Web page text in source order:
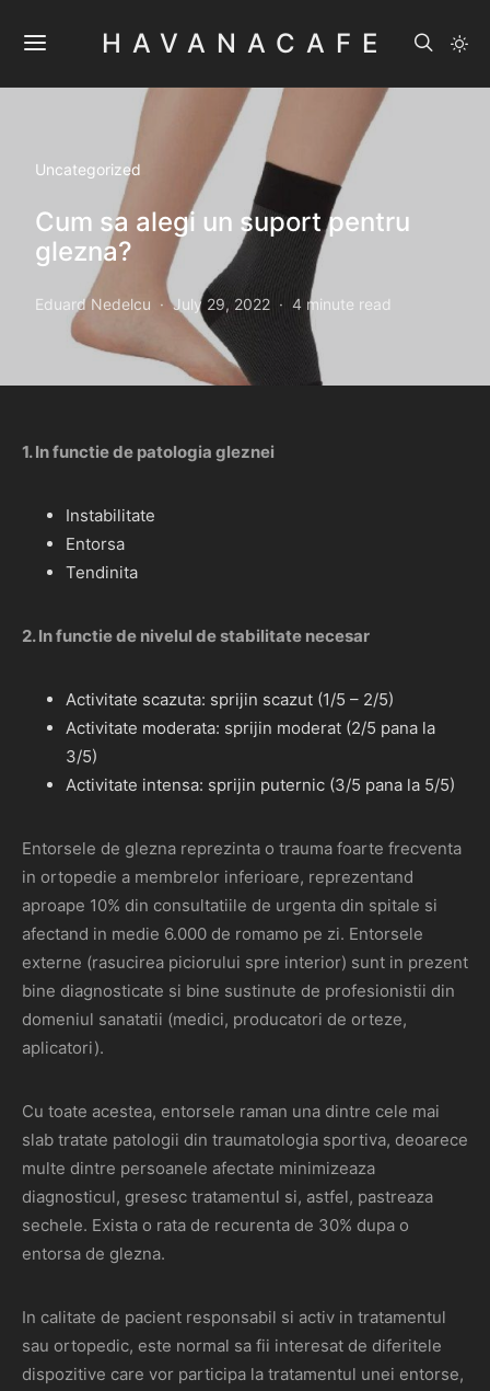
HAVANACAFE
Uncategorized
Cum sa alegi un suport pentru
glezna?
Eduard Nedelcu July 29, 2022 4 minute read
1. In functie de patologia gleznei
Instabilitate
Entorsa
Tendinita
2. In functie de nivelul de stabilitate necesar
Activitate scazuta: sprijin scazut (1/5 – 2/5)
Activitate moderata: sprijin moderat (2/5 pana la
3/5)
Activitate intensa: sprijin puternic (3/5 pana la 5/5)
Entorsele de glezna reprezinta o trauma foarte frecventa
in ortopedie a membrelor inferioare, reprezentand
aproape 10% din consultatiile de urgenta din spitale si
afectand in medie 6.000 de romamo pe zi. Entorsele
externe (rasucirea piciorului spre interior) sunt in prezent
bine diagnosticate si bine sustinute de profesionistii din
domeniul sanatatii (medici, producatori de orteze,
aplicatori).
Cu toate acestea, entorsele raman una dintre cele mai
slab tratate patologii din traumatologia sportiva, deoarece
multe dintre persoanele afectate minimizeaza
diagnosticul, gresesc tratamentul si, astfel, pastreaza
sechele. Exista o rata de recurenta de 30% dupa o
entorsa de glezna.
In calitate de pacient responsabil si activ in tratamentul
sau ortopedic, este normal sa fii interesat de diferitele
dispozitive care vor participa la tratamentul unei entorse,